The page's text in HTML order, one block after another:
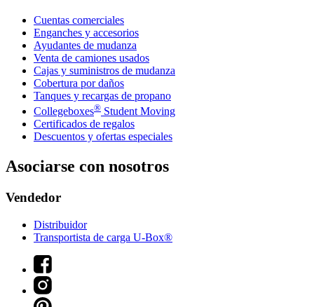
Cuentas comerciales
Enganches y accesorios
Ayudantes de mudanza
Venta de camiones usados
Cajas y suministros de mudanza
Cobertura por daños
Tanques y recargas de propano
Collegeboxes® Student Moving
Certificados de regalos
Descuentos y ofertas especiales
Asociarse con nosotros
Vendedor
Distribuidor
Transportista de carga U-Box®